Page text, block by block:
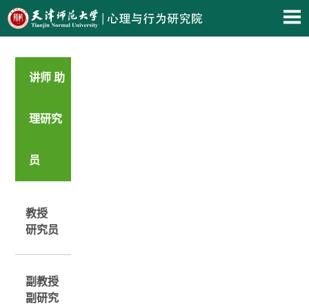
讲师 助
理研究
员
教授
研究员
副教授
副研究